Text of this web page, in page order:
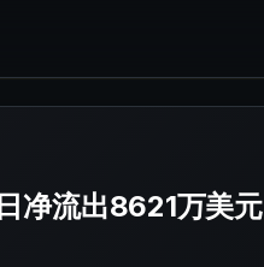
/返佣
净流出8621万美元